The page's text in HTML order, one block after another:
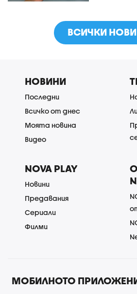
ВСИЧКИ
НОВИНИ
Последни
Всичко от днес
Моята новина
Видео
NOVA PLAY
Новини
Предавания
Сериали
Филми
МОБИЛНОТО